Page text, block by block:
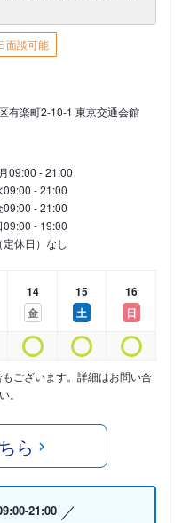
面談可能
有楽町2-10-1 東京交通会館
月09:00 - 21:00
09:00 - 21:00
09:00 - 21:00
09:00 - 19:00
（定休日）なし
14
金
15
土
16
日
ございます。詳細はお問い合
。
ら
21:00